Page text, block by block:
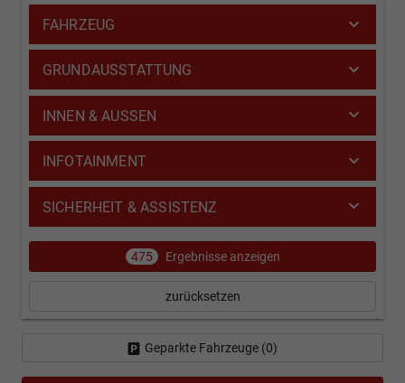
FAHRZEUG
GRUNDAUSSTATTUNG
INNEN & AUSSEN
INFOTAINMENT
SICHERHEIT & ASSISTENZ
475 Ergebnisse anzeigen
zurücksetzen
Geparkte Fahrzeuge (0)